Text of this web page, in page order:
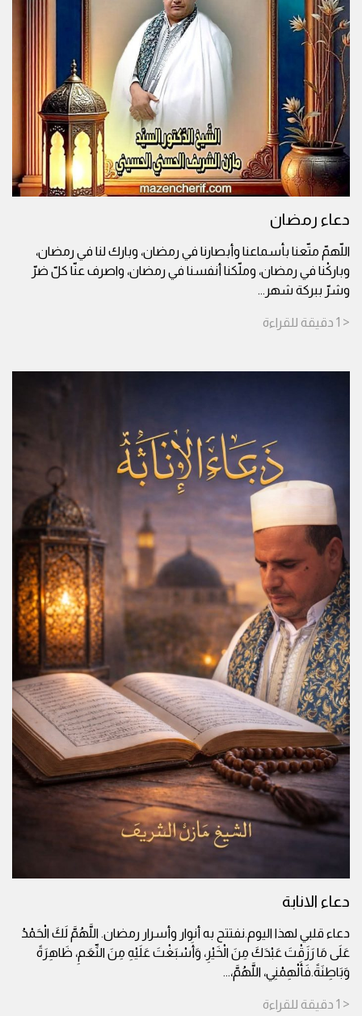
دعاء رمضان
اللّهمّ متّعنا بأسماعنا وأبصارنا في رمضان، وبارك لنا في رمضان،
وباركْنا في رمضان، وملّكنا أنفسنا في رمضان، واصرف عنّا كلّ ضرّ
وشرّ ببركة شهر ...
< 1 دقيقة للقراءة
دعاء الانابة
دعاء قلبي لهذا اليوم.نفتتح به أنوار وأسرار رمضان. اللَّهُمَّ لَكَ الْحَمْدُ
عَلَى مَا رَزَقْتَ عَبْدَكَ مِنَ الْخَيْرِ، وَأَسْبَغْتَ عَلَيْهِ مِنَ النِّعَمِ، ظَاهِرَةً
وَبَاطِنَةً.فَأَلْهِمْنِي، اللَّهُمَّ،...
< 1 دقيقة للقراءة